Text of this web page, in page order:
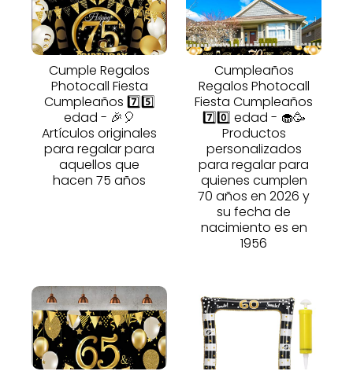
Cumple Regalos
Photocall Fiesta
Cumpleaños 7️⃣5️⃣
edad - 🎉🎈
Artículos originales
para regalar para
aquellos que
hacen 75 años
Cumpleaños
Regalos Photocall
Fiesta Cumpleaños
7️⃣0️⃣ edad - 🧁🥳
Productos
personalizados
para regalar para
quienes cumplen
70 años en 2026 y
su fecha de
nacimiento es en
1956